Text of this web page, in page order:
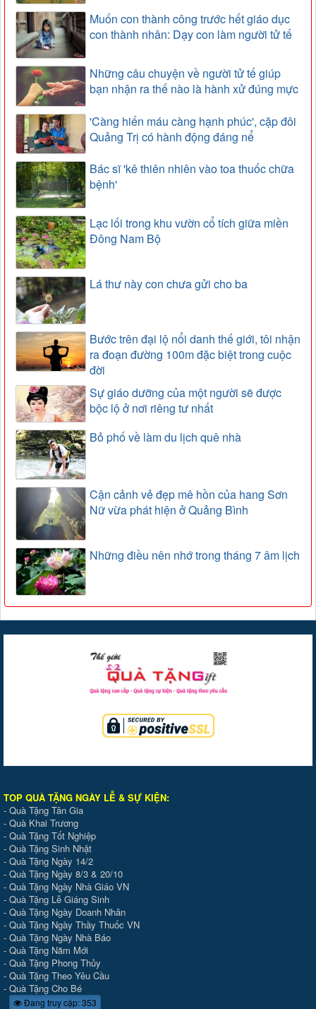
Muốn con thành công trước hết giáo dục
con thành nhân: Dạy con làm người tử tế
Những câu chuyện về người tử tế giúp
bạn nhận ra thế nào là hành xử đúng mực
'Càng hiến máu càng hạnh phúc', cặp đôi
Quảng Trị có hành động đáng nể
Bác sĩ 'kê thiên nhiên vào toa thuốc chữa
bệnh'
Lạc lối trong khu vườn cổ tích giữa miền
Đông Nam Bộ
Lá thư này con chưa gửi cho ba
Bước trên đại lộ nổi danh thế giới, tôi nhận
ra đoạn đường 100m đặc biệt trong cuộc
đời
Sự giáo dưỡng của một người sẽ được
bộc lộ ở nơi riêng tư nhất
Bỏ phố về làm du lịch quê nhà
Cận cảnh vẻ đẹp mê hồn của hang Sơn
Nữ vừa phát hiện ở Quảng Bình
Những điều nên nhớ trong tháng 7 âm lịch
TOP QUÀ TẶNG NGÀY LỄ & SỰ KIỆN:
- Quà Tặng Tân Gia
- Quà Khai Trương
- Quà Tặng Tốt Nghiệp
- Quà Tặng Sinh Nhật
- Quà Tặng Ngày 14/2
- Quà Tặng Ngày 8/3 & 20/10
- Quà Tặng Ngày Nhà Giáo VN
- Quà Tặng Lễ Giáng Sinh
- Quà Tặng Ngày Doanh Nhân
- Quà Tặng Ngày Thầy Thuốc VN
- Quà Tặng Ngày Nhà Báo
- Quà Tặng Năm Mới
- Quà Tặng Phong Thủy
- Quà Tặng Theo Yêu Cầu
- Quà Tặng Cho Bé
Đang truy cập: 353